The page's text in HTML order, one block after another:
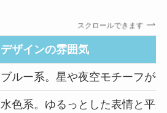
スクロールできます
デザインの雰囲気
ブルー系。星や夜空モチーフが
水色系。ゆるっとした表情と平